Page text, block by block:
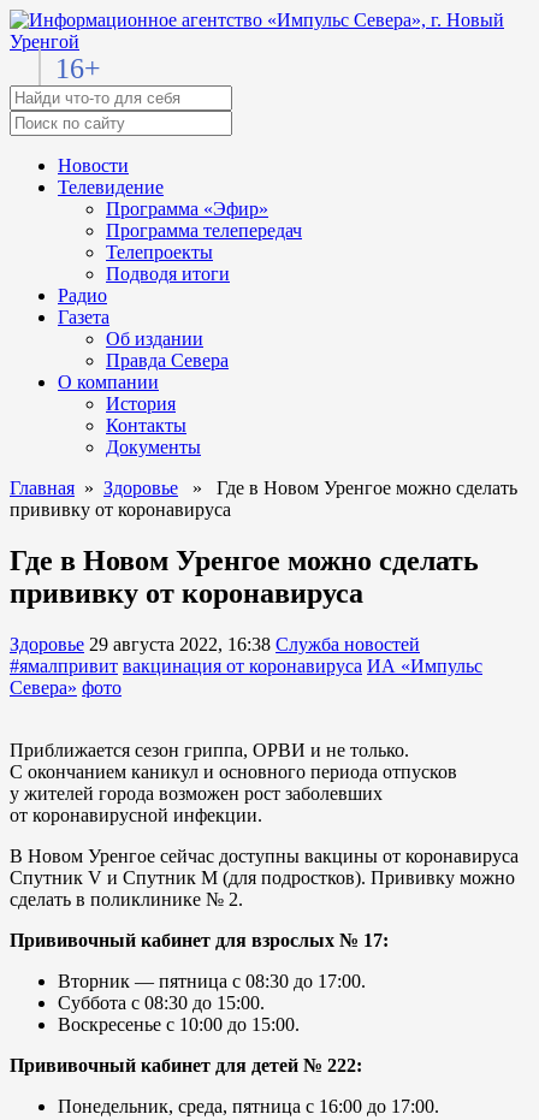
16+
Новости
Телевидение
Программа «Эфир»
Программа телепередач
Телепроекты
Подводя итоги
Радио
Газета
Об издании
Правда Севера
О компании
История
Контакты
Документы
Главная » Здоровье » Где в Новом Уренгое можно сделать
прививку от коронавируса
Где в Новом Уренгое можно сделать
прививку от коронавируса
Здоровье 29 августа 2022, 16:38 Служба новостей
#ямалпривит вакцинация от коронавируса ИА «Импульс
Севера» фото
Приближается сезон гриппа, ОРВИ и не только.
С окончанием каникул и основного периода отпусков
у жителей города возможен рост заболевших
от коронавирусной инфекции.
В Новом Уренгое сейчас доступны вакцины от коронавируса
Спутник V и Спутник М (для подростков). Прививку можно
сделать в поликлинике № 2.
Прививочный кабинет для взрослых № 17:
Вторник — пятница с 08:30 до 17:00.
Суббота с 08:30 до 15:00.
Воскресенье с 10:00 до 15:00.
Прививочный кабинет для детей № 222:
Понедельник, среда, пятница с 16:00 до 17:00.